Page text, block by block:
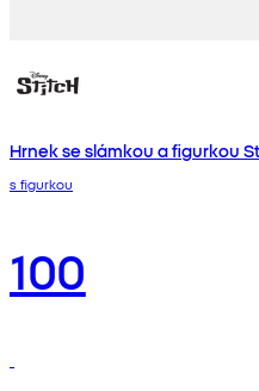
Hrnek se slámkou a figurkou
s figurkou
100